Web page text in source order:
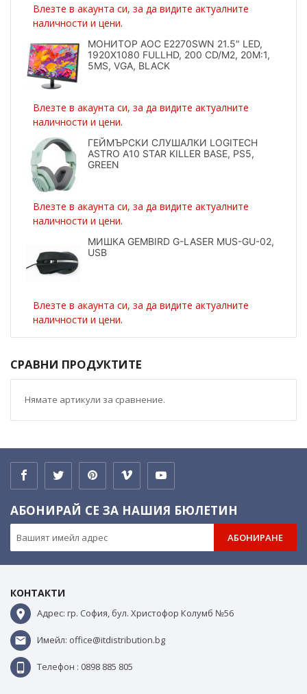
Влезте в акаунта си, за да видите актуалните
наличности и цени.
МОНИТОР AOC E2270SWN 21.5" LED,
1920X1080 FULLHD, 200 CD/M2, 20M:1,
5MS, VGA, BLACK
Влезте в акаунта си, за да видите актуалните
наличности и цени.
ГЕЙМЪРСКИ СЛУШАЛКИ LOGITECH
ASTRO A10 STAR KILLER BASE, PS5,
GREEN
Влезте в акаунта си, за да видите актуалните
наличности и цени.
МИШКА GEMBIRD G-LASER MUS-GU-02,
USB
Влезте в акаунта си, за да видите актуалните
наличности и цени.
СРАВНИ ПРОДУКТИТЕ
Нямате артикули за сравнение.
АБОНИРАЙ СЕ ЗА НАШИЯ БЮЛЕТИН
АБОНИРАНЕ
КОНТАКТИ
Адрес: гр. София, бул. Христофор Колумб №56
Имейл: office@itdistribution.bg
Телефон : 0898 885 805